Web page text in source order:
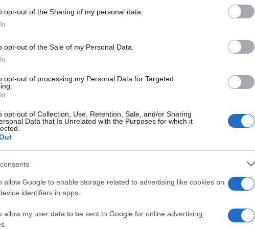
opt-out of the Sharing of my personal data.
opt-out of the Sale of my Personal Data.
opt-out of processing my Personal Data for Targeted
opt-out of Collection, Use, Retention, Sale, and/or Sharing
Data that Is Unrelated with the Purposes for which it
allow Google to enable storage related to advertising like cookies on
identifiers in apps.
allow my user data to be sent to Google for online advertising
vicenda è un altro. Il punto è il
su tutti quanti i giornali. Oggi si incarica
dicono che la vittima era
a posto? Non ci siamo proprio. Il
dal carcere dopo aver stuprato una
pure gli arresti, non è un problema di
pena
non c’entra una emerita ceppa. Il fatto
il loro tentativo grottesco di
perderanno. Ma non confondiamolo